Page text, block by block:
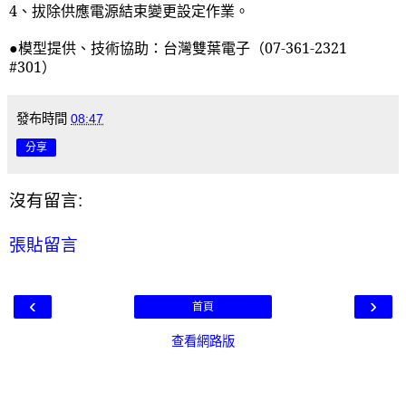
4 、拔除供應電源結束變更設定作業。
●模型提供、技術協助：台灣雙葉電子（07-361-2321
#301）
發布時間 08:47
分享
沒有留言:
張貼留言
‹ ›
首頁
查看網路版